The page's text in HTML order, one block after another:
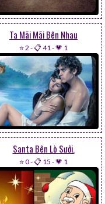
Ta Mãi Mãi Bên Nhau
⭐ 2 -📋 41 -💗 1
Santa Bên Lò Sưởi.
⭐ 0-📋 15 -💗 1